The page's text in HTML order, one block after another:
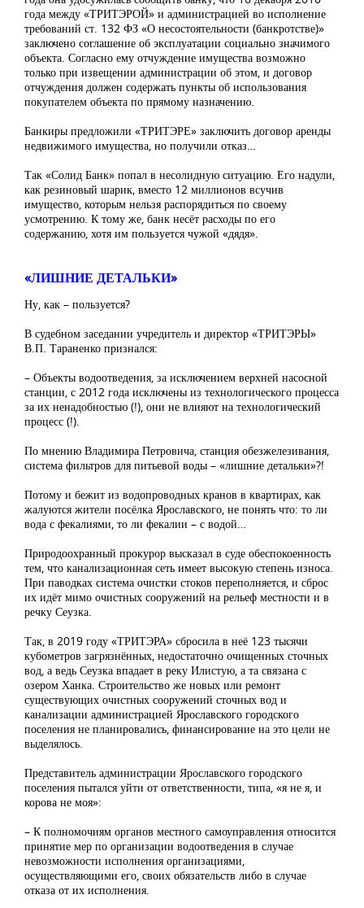
года между «ТРИТЭРОЙ» и администрацией во исполнение
требований ст. 132 ФЗ «О несостоятельности (банкротстве)»
заключено соглашение об эксплуатации социально значимого
объекта. Согласно ему отчуждение имущества возможно
только при извещении администрации об этом, и договор
отчуждения должен содержать пункты об использования
покупателем объекта по прямому назначению.
Банкиры предложили «ТРИТЭРЕ» заключить договор аренды
недвижимого имущества, но получили отказ…
Так «Солид Банк» попал в несолидную ситуацию. Его надули,
как резиновый шарик, вместо 12 миллионов всучив
имущество, которым нельзя распорядиться по своему
усмотрению. К тому же, банк несёт расходы по его
содержанию, хотя им пользуется чужой «дядя».
«ЛИШНИЕ ДЕТАЛЬКИ»
Ну, как – пользуется?
В судебном заседании учредитель и директор «ТРИТЭРЫ»
В.П. Тараненко признался:
– Объекты водоотведения, за исключением верхней насосной
станции, с 2012 года исключены из технологического процесса
за их ненадобностью (!), они не влияют на технологический
процесс (!).
По мнению Владимира Петровича, станция обезжелезивания,
система фильтров для питьевой воды – «лишние детальки»?!
Потому и бежит из водопроводных кранов в квартирах, как
жалуются жители посёлка Ярославского, не понять что: то ли
вода с фекалиями, то ли фекалии – с водой…
Природоохранный прокурор высказал в суде обеспокоенность
тем, что канализационная сеть имеет высокую степень износа.
При паводках система очистки стоков переполняется, и сброс
их идёт мимо очистных сооружений на рельеф местности и в
речку Сеузка.
Так, в 2019 году «ТРИТЭРА» сбросила в неё 123 тысячи
кубометров загрязнённых, недостаточно очищенных сточных
вод, а ведь Сеузка впадает в реку Илистую, а та связана с
озером Ханка. Строительство же новых или ремонт
существующих очистных сооружений сточных вод и
канализации администрацией Ярославского городского
поселения не планировались, финансирование на это цели не
выделялось.
Представитель администрации Ярославского городского
поселения пытался уйти от ответственности, типа, «я не я, и
корова не моя»:
– К полномочиям органов местного самоуправления относится
принятие мер по организации водоотведения в случае
невозможности исполнения организациями,
осуществляющими его, своих обязательств либо в случае
отказа от их исполнения.